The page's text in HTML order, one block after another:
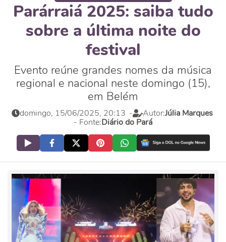
Parárraiá 2025: saiba tudo
sobre a última noite do
festival
Evento reúne grandes nomes da música
regional e nacional neste domingo (15),
em Belém
domingo, 15/06/2025, 20:13 - Autor:Júlia Marques
- Fonte:Diário do Pará